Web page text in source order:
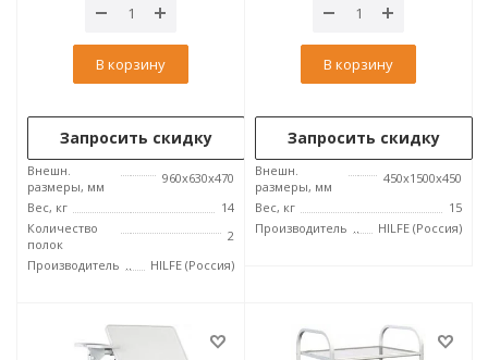
В корзину
Запросить скидку
Внешн.
размеры, мм
960x630x470
Вес, кг
14
Количество
полок
2
Производитель
HILFE (Россия)
В корзину
Запросить скидку
Внешн.
размеры, мм
450x1500x450
Вес, кг
15
Производитель
HILFE (Россия)